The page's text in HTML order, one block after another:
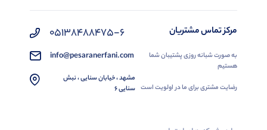
مرکز تماس مشتریان
به صورت شبانه روزی پشتیبان شما
هستیم
رضایت مشتری برای ما در اولویت است
05138488475-6
info@pesaranerfani.com
مشهد ، خیابان سنایی ، نبش
سنایی 6